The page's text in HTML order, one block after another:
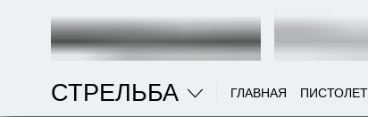
СТРЕЛЬБА ГЛАВНАЯ